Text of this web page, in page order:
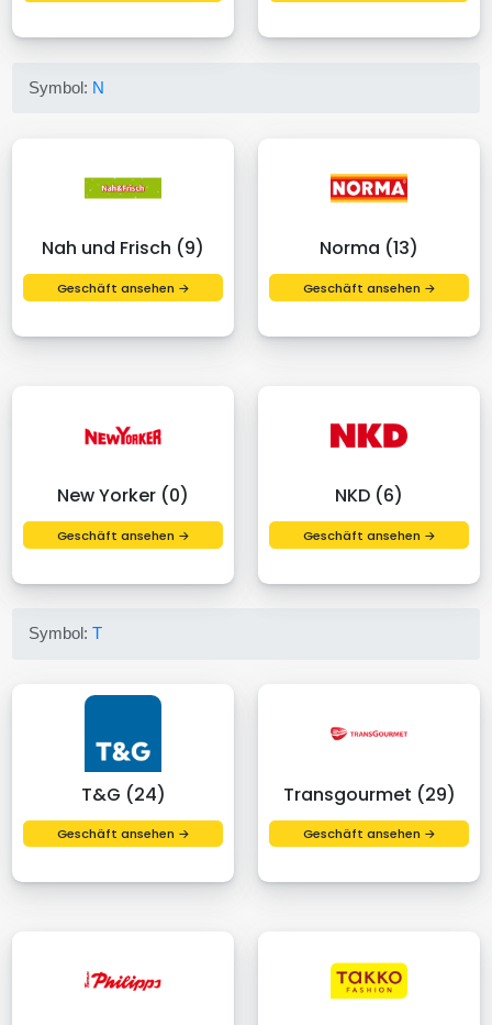
Symbol: N
Nah und Frisch (9)
Geschäft ansehen →
Norma (13)
Geschäft ansehen →
New Yorker (0)
Geschäft ansehen →
NKD (6)
Geschäft ansehen →
Symbol:T
T&G (24)
Geschäft ansehen →
Transgourmet (29)
Geschäft ansehen →